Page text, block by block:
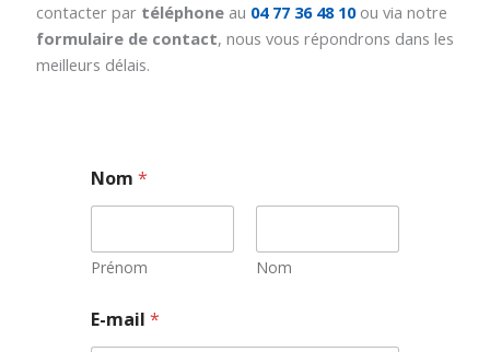
contacter par téléphoneau 04 77 36 48 10 ou via notre
formulaire de contact, nous vous répondrons dans les
meilleurs délais.
Nom*
Prénom Nom
-
m
E-mail*